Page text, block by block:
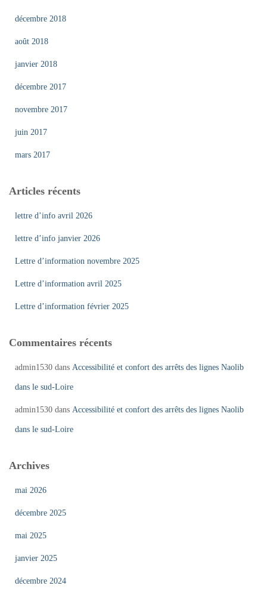
décembre 2018
août 2018
janvier 2018
décembre 2017
novembre 2017
juin 2017
mars 2017
Articles récents
lettre d’info avril 2026
lettre d’info janvier 2026
Lettre d’information novembre 2025
Lettre d’information avril 2025
Lettre d’information février 2025
Commentaires récents
admin1530 dans Accessibilité et confort des arrêts des lignes Naolib
dans le sud-Loire
admin1530 dans Accessibilité et confort des arrêts des lignes Naolib
dans le sud-Loire
Archives
mai 2026
décembre 2025
mai 2025
janvier 2025
décembre 2024